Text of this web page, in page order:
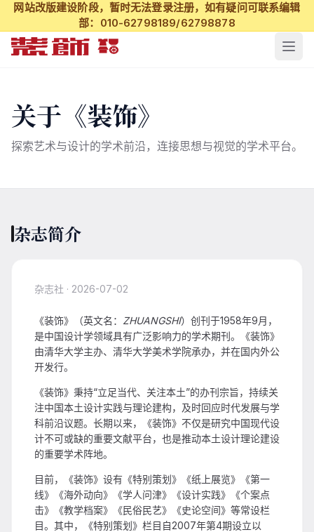
网站改版建设阶段，暂时无法登录注册，如有疑问可联系编辑
部：010-62798189/62798878
关于《装饰》
探索艺术与设计的学术前沿，连接思想与视觉的学术平台。
杂志简介
杂志社 · 2026-07-02
《装饰》（英文名： ZHUANGSHI）创刊于1958年9月，
是中国设计学领域具有广泛影响力的学术期刊。《装饰》
由清华大学主办、清华大学美术学院承办，并在国内外公
开发行。
《装饰》秉持“立足当代、关注本土”的办刊宗旨，持续关
注中国本土设计实践与理论建构，及时回应时代发展与学
科前沿议题。长期以来，《装饰》不仅是研究中国现代设
计不可或缺的重要文献平台，也是推动本土设计理论建设
的重要学术阵地。
目前，《装饰》设有《特别策划》《纸上展览》《第一
线》《海外动向》《学人问津》《设计实践》《个案点
击》《教学档案》《民俗民艺》《史论空间》等常设栏
目。其中，《特别策划》栏目自2007年第4期设立以